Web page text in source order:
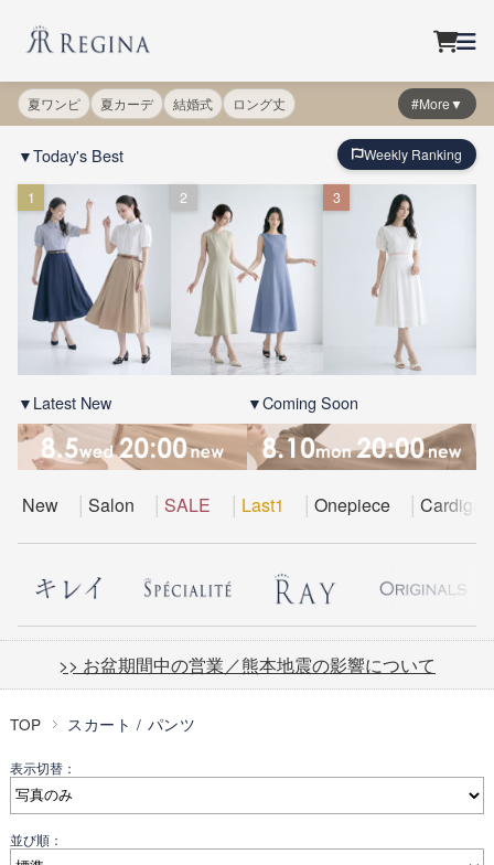
夏ワンピ 夏カーデ 結婚式 ロング丈 #More▼
▼Today's Best Weekly Ranking
1 2 3
▼Latest New ▼Coming Soon
New Salon SALE Last1 Onepiece Cardigan
>> お盆期間中の営業／熊本地震の影響について
TOP スカート / パンツ
表示切替：
並び順：